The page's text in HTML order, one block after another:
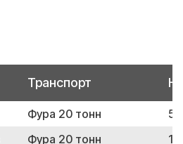
Транспорт
Фура 20 тонн
Фура 20 тонн